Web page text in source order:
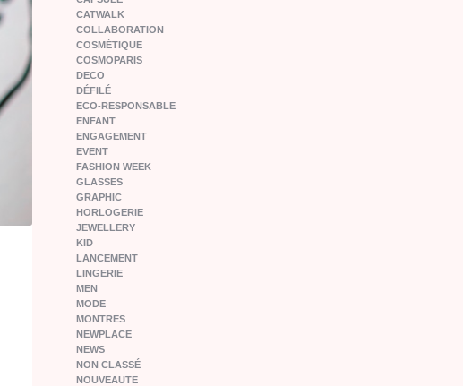
CATWALK
COLLABORATION
COSMÉTIQUE
COSMOPARIS
DECO
DÉFILÉ
ECO-RESPONSABLE
ENFANT
ENGAGEMENT
EVENT
FASHION WEEK
GLASSES
GRAPHIC
HORLOGERIE
JEWELLERY
KID
LANCEMENT
LINGERIE
MEN
MODE
MONTRES
NEWPLACE
NEWS
NON CLASSÉ
NOUVEAUTE